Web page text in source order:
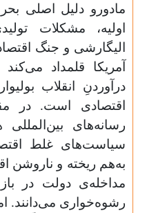
مادورو دلیل اصلی
اولیه، مشکلات
الیگارشی و جنگ
آمریکا قلمداد
درآوردنِ انقلاب
اقتصادی است. در
رسانه‌های بین‌المللی
سیاست‌های غلط
به‌هم ریخته و ناروشن
مداخله‌ی دولت در
رشوه‌خواری می‌دانند.